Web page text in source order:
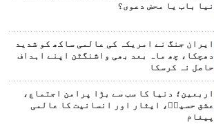
نیا باب یا محض دعوی؟
ایران جنگ نے امریکہ کی عالمی ساکھ کو شدید
دھچکا، چھ ماہ بعد بھی واشنگٹن اپنے اہداف
حاصل نہ کرسکا
اربعین؛ دنیا کا سب سے بڑا پرامن اجتماع،
عشق حسینؑ، ایثار اور انسانیت کا عالمی
پیغام